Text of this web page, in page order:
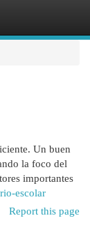
Un buen
la foco del
importantes
escolar
Report this page